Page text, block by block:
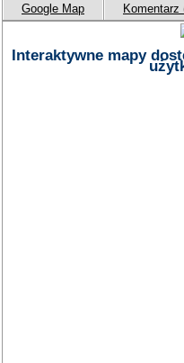
Google Map Komentarz
Interaktywne mapy